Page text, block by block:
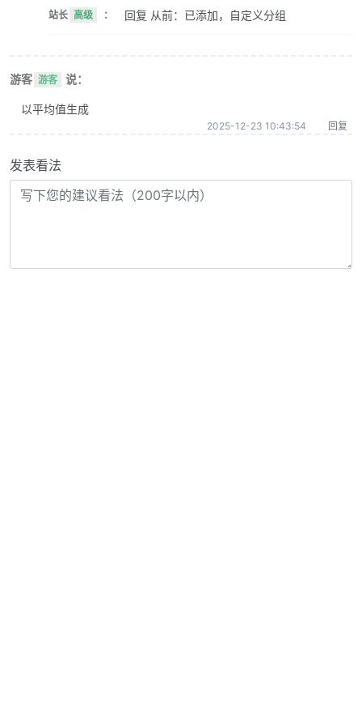
站长 高级 ： 回复 从前：已添加，自定义分组
游客 游客 说：
以平均值生成
2025-12-23 10:43:54 回复
发表看法